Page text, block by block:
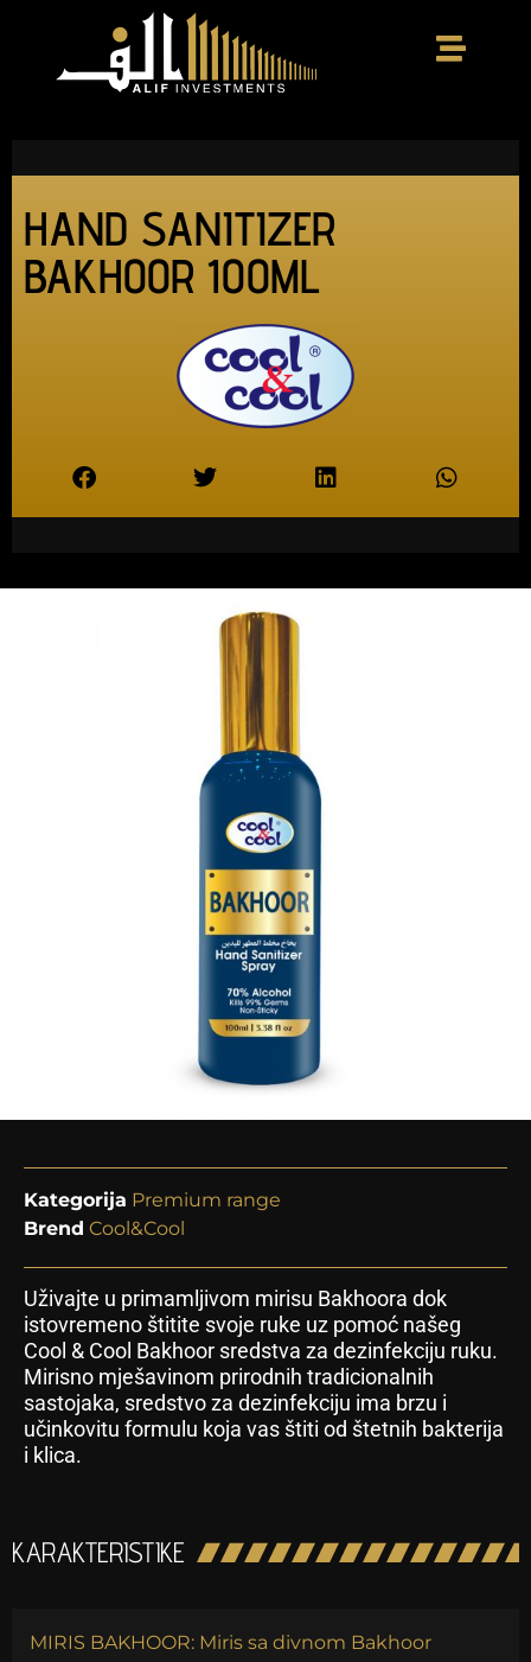
HAND SANITIZER
BAKHOOR 100ML
Kategorija Premium range
Brend Cool&Cool
Uživajte u primamljivom mirisu Bakhoora dok
istovremeno štitite svoje ruke uz pomoć našeg
Cool & Cool Bakhoor sredstva za dezinfekciju ruku.
Mirisno mješavinom prirodnih tradicionalnih
sastojaka, sredstvo za dezinfekciju ima brzu i
učinkovitu formulu koja vas štiti od štetnih bakterija
i klica.
KARAKTERISTIKE
MIRIS BAKHOOR: Miris sa divnom Bakhoor